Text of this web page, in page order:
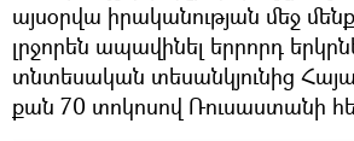
այսօրվա իրականության մեջ
լրջորեն ապավինել երրորդ
տնտեսական տեսանկյունից
քան 70 տոկոսով Ռուսաստանի